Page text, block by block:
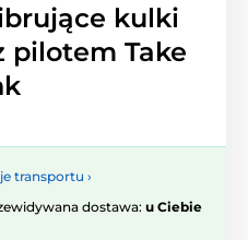
kulki
pilotem Take
transportu ›
dostawa: u Ciebie